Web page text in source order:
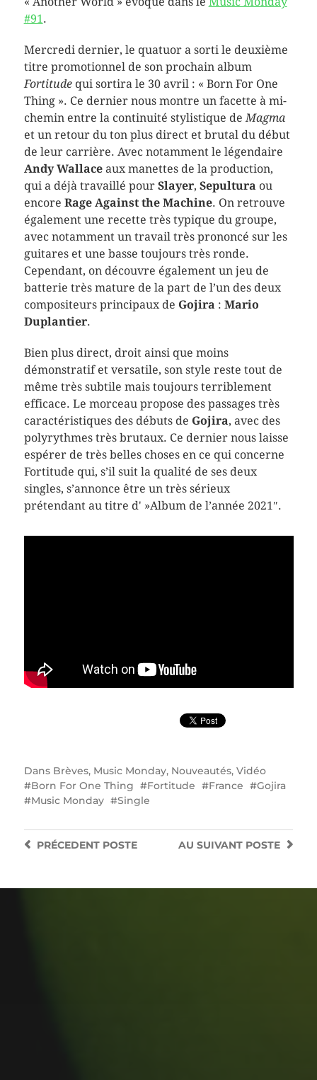
#91.
Mercredi dernier, le quatuor a sorti le deuxième
titre promotionnel de son prochain album
Fortitude qui sortira le 30 avril : « Born For One
Thing ». Ce dernier nous montre un facette à mi-
chemin entre la continuité stylistique deMagma
et un retour du ton plus direct et brutal du début
de leur carrière. Avec notamment le légendaire
Andy Wallaceaux manettes de la production,
qui a déjà travaillé pour Slayer, Sepultura ou
encore Rage Against the Machine. On retrouve
également une recette très typique du groupe,
avec notamment un travail très prononcé sur les
guitares et une basse toujours très ronde.
Cependant, on découvre également un jeu de
batterie très mature de la part de l’un des deux
compositeurs principaux de Gojira : Mario
Duplantier.
Bien plus direct, droit ainsi que moins
démonstratif et versatile, son style reste tout de
même très subtile mais toujours terriblement
efficace. Le morceau propose des passages très
caractéristiques des débuts de Gojira, avec des
polyrythmes très brutaux. Ce dernier nous laisse
espérer de très belles choses en ce qui concerne
Fortitude qui, s’il suit la qualité de ses deux
singles, s’annonce être un très sérieux
prétendant au titre d' »Album de l’année 2021″.
Dans Brèves, Music Monday, Nouveautés, Vidéo
Born For One Thing
Fortitude France
Gojira
Music Monday
Single
AU SUIVANT POSTE
PRÉCEDENTPOSTE